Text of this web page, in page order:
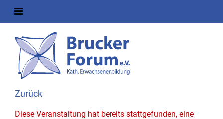
Zurück
Diese Veranstaltung hat bereits stattgefunden, eine